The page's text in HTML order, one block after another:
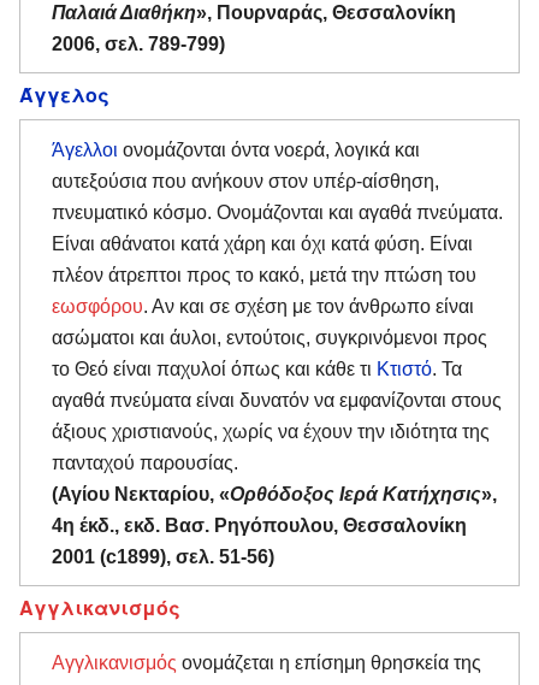
Παλαιά Διαθήκη», Πουρναράς, Θεσσαλονίκη
2006, σελ. 789-799)
Άγγελος
Άγελλοι ονομάζονται όντα νοερά, λογικά και
αυτεξούσια που ανήκουν στον υπέρ-αίσθηση,
πνευματικό κόσμο. Ονομάζονται και αγαθά πνεύματα.
Είναι αθάνατοι κατά χάρη και όχι κατά φύση. Είναι
πλέον άτρεπτοι προς το κακό, μετά την πτώση του
εωσφόρου. Αν και σε σχέση με τον άνθρωπο είναι
ασώματοι και άυλοι, εντούτοις, συγκρινόμενοι προς
το Θεό είναι παχυλοί όπως και κάθε τι Κτιστό. Τα
αγαθά πνεύματα είναι δυνατόν να εμφανίζονται στους
άξιους χριστιανούς, χωρίς να έχουν την ιδιότητα της
πανταχού παρουσίας.
(Αγίου Νεκταρίου, «Ορθόδοξος Ιερά Κατήχησις»,
4η έκδ., εκδ. Βασ. Ρηγόπουλου, Θεσσαλονίκη
2001 (c1899), σελ. 51-56)
Αγγλικανισμός
Αγγλικανισμός ονομάζεται η επίσημη θρησκεία της